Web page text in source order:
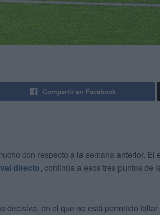
Compartir en Facebook
con respecto a la semana anterior. El
directo, continúa a esos tres puntos de
decisivo, en el que no está permitido